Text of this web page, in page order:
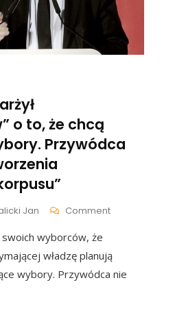
o to, że chcą
Przywódca
Jan CommentOn
„przeciwników”
O
To,
wyborców, że
władzę planują
wybory. Przywódca nie